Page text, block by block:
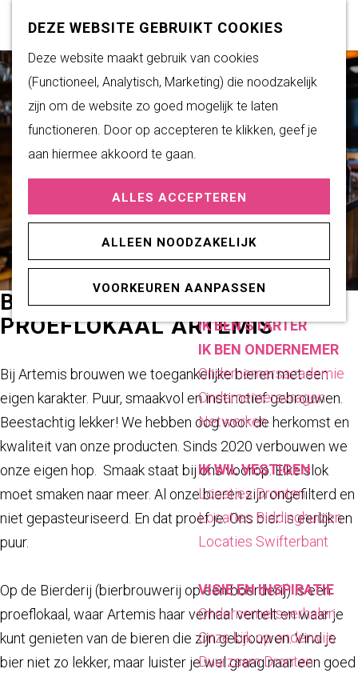
DEZE WEBSITE GEBRUIKT COOKIES
Deze website maakt gebruik van cookies
(Functioneel, Analytisch, Marketing) die noodzakelijk
zijn om de website zo goed mogelijk te laten
functioneren. Door op accepteren te klikken, geef je
aan hiermee akkoord te gaan.
ALLES ACCEPTEREN
ALLEEN NOODZAKELIJK
VOORKEUREN AANPASSEN
G
a
n
a
r
d
e
h
o
m
e
a
g
e
K
Z
e
k
M
e
DUURZAAM WONEN
Duurzame initiatieven
Fairtrade Gemeente
Het Energieloket
PRAKTISCHE
INFORMATIE
Verenigingen
ONDERNEMEN
IK BEN STARTER
IK BEN ONDERNEMER
Ondernemersacademie
Ondernemersvragen
Netwerken
IK WIL VESTIGEN
Locaties Dronten
Locaties Biddinghuizen
Locaties Swifterbant
VISIE EN INSPIRATIE
Ondernemersverhalen
Onze kijk op onderwijs
Duurzaam Dronten
BIERBROUWERIJ EN
PROEFLOKAAL ARTEMIS
Bij Artemis brouwen we toegankelijke bieren met een
eigen karakter. Puur, smaakvol en instinctief gebrouwen.
Beestachtig lekker! We hebben oog voor de herkomst en
kwaliteit van onze producten. Sinds 2020 verbouwen we
onze eigen hop. Smaak staat bij ons voorop. Elke slok
moet smaken naar meer. Al onze bieren zijn ongefilterd en
niet gepasteuriseerd. En dat proef je. Ons bier is eerlijk en
puur.
Op de Bierderij (bierbrouwerij op een boerderij) is een
proeflokaal, waar Artemis haar verhaal vertelt en waar je
kunt genieten van de bieren die zijn gebrouwen. Vind je
bier niet zo lekker, maar luister je wel graag naar een goed